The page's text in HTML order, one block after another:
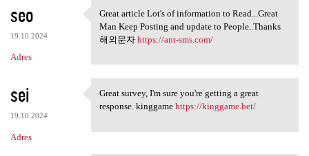
seo
19.10.2024
Adres
Great article Lot's of
Great article Lot's of information to Read...Great
Man Keep Posting and update to People..Thanks
해외문자 https://ant-sms.com/
sei
19.10.2024
Adres
Great survey, I'm sure you're
Great survey, I'm sure you're getting a great
response. kinggame https://kinggame.bet/